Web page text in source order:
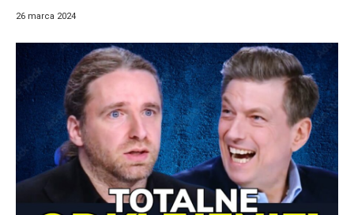
26 marca 2024